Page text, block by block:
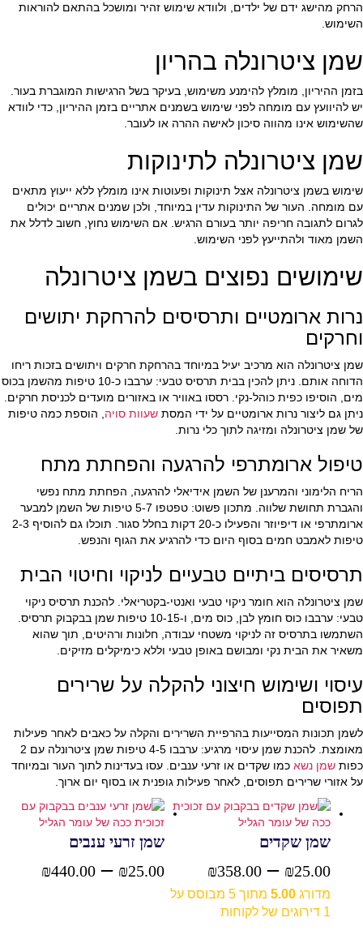
הרחק מהישג ידם של ילדים, ולוודא שימוש זהיר ומושכל בהתאם להוראות
השימוש.
שמן ציטרונלה בהריון
בזמן ההיריון, מומלץ להימנע משימוש, בעיקר בשל הרגישות המוגברת בעור.
יש להיוועץ עם מומחה לפני שימוש בשמנים אתריים בזמן ההיריון, כדי לוודא
שהשימוש אינו מהווה סיכון לאישה ההרה או לעובר.
שמן ציטרונלה לתינוקות
שימוש בשמן ציטרונלה אצל תינוקות ופעוטות אינו מומלץ ללא ייעוץ מתאים
עם מומחה. העור של התינוקות עדין במיוחד, ולכן שמנים אתריים יכולים
לגרום לתגובה חריפה יותר בעורם הרגיש. אם השימוש נחוץ, חשוב לדלל את
השמן מאוד ולהתייעץ לפני השימוש.
שימושים נפוצים בשמן ציטרונלה
נרות ארומטיים ותרסיסים להרחקת יתושים
וחרקים
שמן ציטרונלה הוא מרכיב יעיל במיוחד בהרחקת חרקים ויתושים בזכות ריחו
הדוחה אותם. ניתן להכין בבית תרסיס טבעי: ערבבו כ-10 טיפות מהשמן בכוס
מים, הוסיפו כפית כוהל-נקי. רססו באוויר או באזורים מועדים לכניסת חרקים.
ניתן גם ליצור נרות ארומטיים על ידי המסת שעוות סויה, הוספת כמה טיפות
של שמן ציטרונלה ומזיגה לתוך כלי נרות.
טיפול ארומתרפי להרגעה והפחתת מתח
הריח הלימוני והמרענן של השמן אידיאלי להרגעה, הפחתת מתח נפשי
והגברת תחושת שלווה. מתכון פשוט: טפטפו 5-7 טיפות של השמן למבער
ארומתרפי או דיפיוזר והפעילו כ-20 דקות בחלל סגור. תוכלו גם להוסיף 2-3
טיפות לאמבט חמים בסוף היום כדי להרגיע את הגוף והנפש.
תרסיסים ביתיים טבעיים לניקוי וחיטוי הבית
שמן ציטרונלה הוא חומר ניקוי טבעי ואנטי-בקטריאלי. להכנת תרסיס ניקוי
טבעי: ערבבו כוס חומץ לבן, כוס מים, ו-10-15 טיפות שמן בבקבוק תרסיס.
השתמשו בתרסיס זה לניקוי משטחי עבודה, חלונות ורהיטים, תוך שהוא
משאיר את הבית נקי ומבושם באופן טבעי וללא כימיקלים מזיקים.
עיסוי ושימוש חיצוני להקלה על שרירים
תפוסים
לשמן תכונות המסייעות בהרפיית השרירים והקלה על כאבים לאחר פעילות
מאומצת. להכנת שמן עיסוי מרגיע: ערבבו 4-5 טיפות שמן ציטרונלה עם 2
כפות שמן נשא כמו שקדים או זרעי ענבים. עסו בעדינות לתוך העור ובמיוחד
על אזורי שרירים תפוסים, לאחר פעילות גופנית או בסוף יום ארוך.
שמן שקדים
₪25.00
–
₪358.00
מחירים:
מדורג 5.00 מתוך 5 מבוסס על
1 דירוגים של לקוחות
שמן זרעי ענבים
₪25.00
–
₪440.00